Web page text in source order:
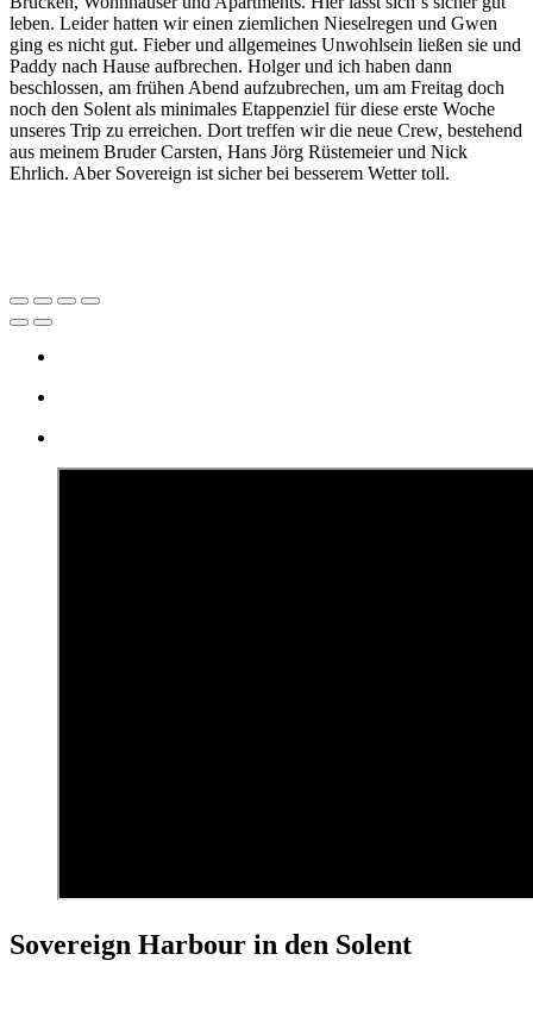
leben. Leider hatten wir einen ziemlichen Nieselregen und Gwen
ging es nicht gut. Fieber und allgemeines Unwohlsein ließen sie und
Paddy nach Hause aufbrechen. Holger und ich haben dann
beschlossen, am frühen Abend aufzubrechen, um am Freitag doch
noch den Solent als minimales Etappenziel für diese erste Woche
unseres Trip zu erreichen. Dort treffen wir die neue Crew, bestehend
aus meinem Bruder Carsten, Hans Jörg Rüstemeier und Nick
Ehrlich. Aber Sovereign ist sicher bei besserem Wetter toll.
Sovereign Harbour in den Solent